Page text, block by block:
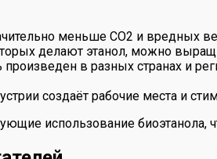
меньше CO2 и
делают этанол, можно
в разных странах и
создаёт рабочие места и
использование биоэтанола,